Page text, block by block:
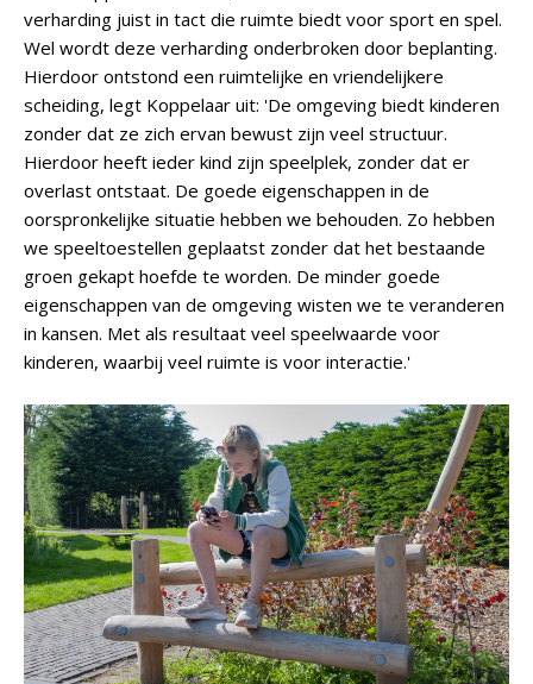
verharding juist in tact die ruimte biedt voor sport en spel.
Wel wordt deze verharding onderbroken door beplanting.
Hierdoor ontstond een ruimtelijke en vriendelijkere
scheiding, legt Koppelaar uit: 'De omgeving biedt kinderen
zonder dat ze zich ervan bewust zijn veel structuur.
Hierdoor heeft ieder kind zijn speelplek, zonder dat er
overlast ontstaat. De goede eigenschappen in de
oorspronkelijke situatie hebben we behouden. Zo hebben
we speeltoestellen geplaatst zonder dat het bestaande
groen gekapt hoefde te worden. De minder goede
eigenschappen van de omgeving wisten we te veranderen
in kansen. Met als resultaat veel speelwaarde voor
kinderen, waarbij veel ruimte is voor interactie.'